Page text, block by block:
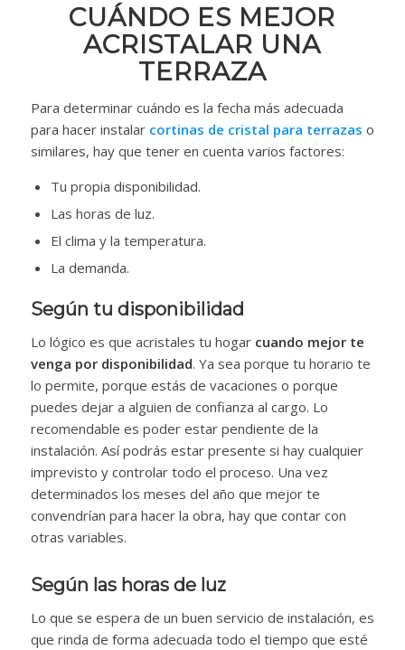
CUÁNDO ES MEJOR
ACRISTALAR UNA
TERRAZA
Para determinar cuándo es la fecha más adecuada
para hacer instalar cortinas de cristal para terrazas o
similares, hay que tener en cuenta varios factores:
Tu propia disponibilidad.
Las horas de luz.
El clima y la temperatura.
La demanda.
Según tu disponibilidad
Lo lógico es que acristales tu hogar cuando mejor te
venga por disponibilidad. Ya sea porque tu horario te
lo permite, porque estás de vacaciones o porque
puedes dejar a alguien de confianza al cargo. Lo
recomendable es poder estar pendiente de la
instalación. Así podrás estar presente si hay cualquier
imprevisto y controlar todo el proceso. Una vez
determinados los meses del año que mejor te
convendrían para hacer la obra, hay que contar con
otras variables.
Según las horas de luz
Lo que se espera de un buen servicio de instalación, es
que rinda de forma adecuada todo el tiempo que esté